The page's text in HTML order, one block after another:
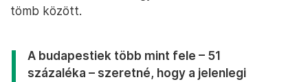
tömb között.
A budapestiek több mint fele – 51
százaléka – szeretné, hogy a jelenlegi